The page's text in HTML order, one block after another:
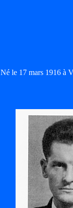
Né le 17 mars 1916 à